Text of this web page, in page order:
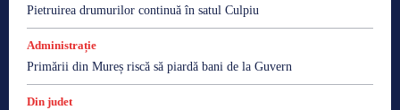
Pietruirea drumurilor continuă în satul Culpiu
Administrație
Primării din Mureș riscă să piardă bani de la Guvern
Din judet